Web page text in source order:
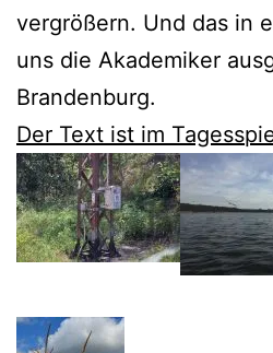
vergrößern. Und das in
uns die Akademiker
Brandenburg.
Der Text ist im